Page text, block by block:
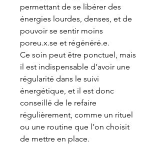
permettant de se libérer des
énergies lourdes, denses, et de
pouvoir se sentir moins
poreu.x.se et régénéré.e.
Ce soin peut être ponctuel, mais
il est indispensable d’avoir une
régularité dans le suivi
énergétique, et il est donc
conseillé de le refaire
régulièrement, comme un rituel
ou une routine que l’on choisit
de mettre en place.